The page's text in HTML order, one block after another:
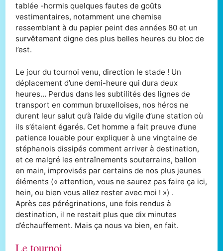
tablée -hormis quelques fautes de goûts
vestimentaires, notamment une chemise
ressemblant à du papier peint des années 80 et un
survêtement digne des plus belles heures du bloc de
l’est.
Le jour du tournoi venu, direction le stade ! Un
déplacement d’une demi-heure qui dura deux
heures… Perdus dans les subtilités des lignes de
transport en commun bruxelloises, nos héros ne
durent leur salut qu’à l’aide du vigile d’une station où
ils s’étaient égarés. Cet homme a fait preuve d’une
patience louable pour expliquer à une vingtaine de
stéphanois dissipés comment arriver à destination,
et ce malgré les entraînements souterrains, ballon
en main, improvisés par certains de nos plus jeunes
éléments (« attention, vous ne saurez pas faire ça ici,
hein, ou bien vous allez rester avec moi ! ») .
Après ces pérégrinations, une fois rendus à
destination, il ne restait plus que dix minutes
d’échauffement. Mais ça nous va bien, en fait.
Le tournoi